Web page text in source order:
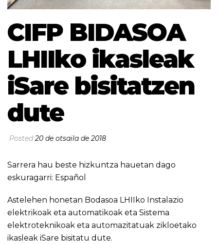
CIFP BIDASOA
LHIIko ikasleak
iSare bisitatzen
dute
Posted20 de otsaila de 2018
Sarrera hau beste hizkuntza hauetan dago
eskuragarri: Español
Astelehen honetan Bodasoa LHIIko Instalazio
elektrikoak eta automatikoak eta Sistema
elektroteknikoak eta automazitatuak zikloetako
ikasleak iSare bisitatu dute.